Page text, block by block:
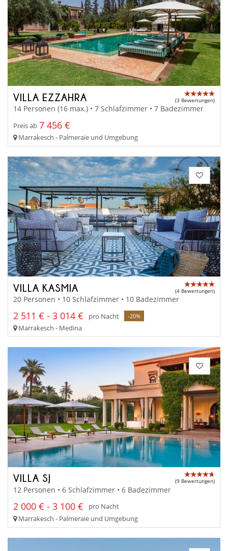
VILLA EZZAHRA (3 Bewertungen)
14 Personen (16 max.) • 7 Schlafzimmer • 7 Badezimmer
Preis ab 7 456 €
Marrakesch - Palmeraie und Umgebung
VILLA KASMIA (4 Bewertungen)
20 Personen • 10 Schlafzimmer • 10 Badezimmer
2 511 € - 3 014 € pro Nacht -20%
Marrakesch - Medina
VILLA SJ (9 Bewertungen)
12 Personen • 6 Schlafzimmer • 6 Badezimmer
2 000 € - 3 100 €
pro Nacht
Marrakesch - Palmeraie und Umgebung